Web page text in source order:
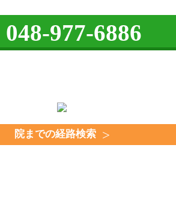
048-977-6886
院までの経路検索